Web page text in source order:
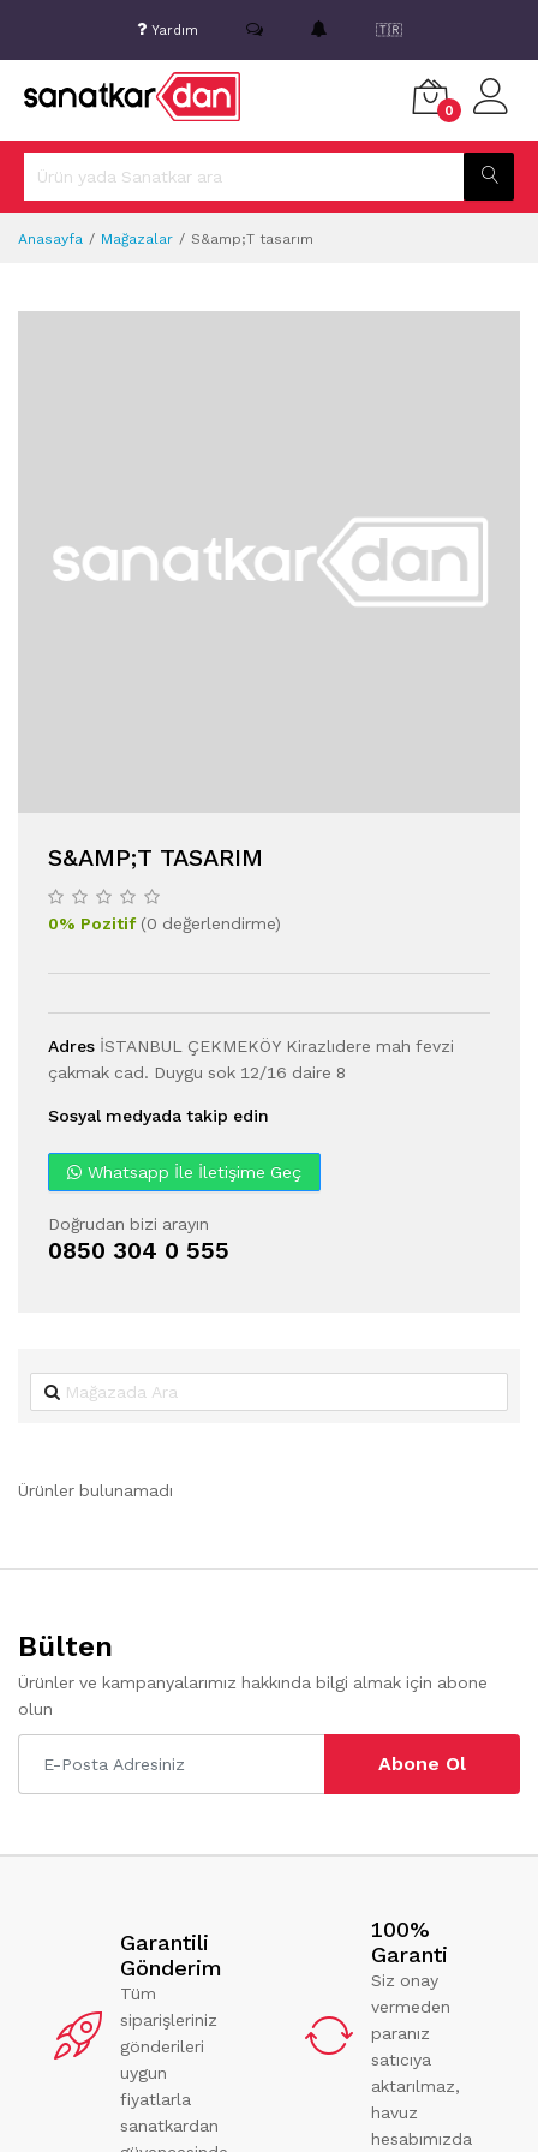
Yardım 🇹🇷
0
Anasayfa Mağazalar S&amp;T tasarım
S&AMP;T TASARIM
0% Pozitif(0 değerlendirme)
Adres İSTANBUL ÇEKMEKÖY Kirazlıdere mah fevzi
çakmak cad. Duygu sok 12/16 daire 8
Sosyal medyada takip edin
Whatsapp İle İletişime Geç
Doğrudan bizi arayın
0850 304 0 555
Ürünler bulunamadı
Bülten
Ürünler ve kampanyalarımız hakkında bilgi almak için abone
olun
Abone Ol
Garantili
Gönderim
Tüm
siparişleriniz
gönderileri
uygun
fiyatlarla
sanatkardan
100%
Garanti
Siz onay
vermeden
paranız
satıcıya
aktarılmaz,
havuz
hesabımızda